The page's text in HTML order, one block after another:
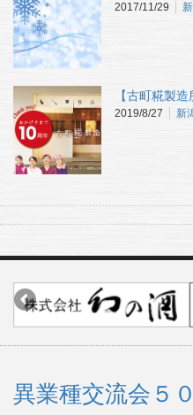
2017/11/29
【古町糀製
2019/8/27 新
異業種交流会５